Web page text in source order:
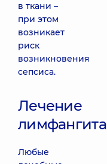
в ткани –
при этом
возникает
риск
возникновения
сепсиса.
Лечение
лимфангита
Любые